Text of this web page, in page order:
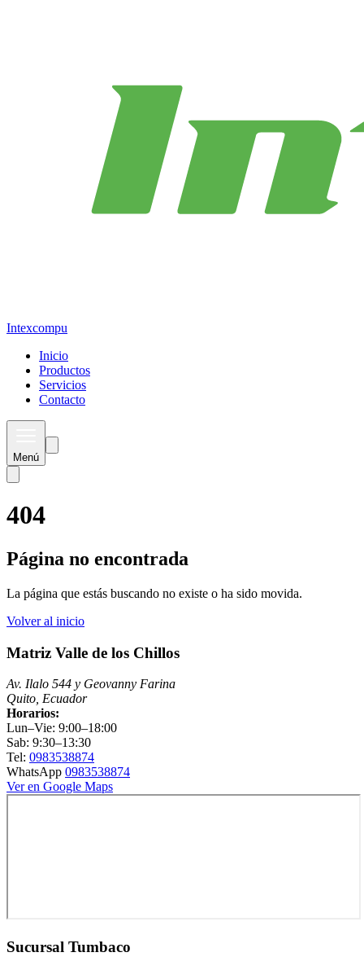
Intexcompu
Inicio
Productos
Servicios
Contacto
Menú
404
Página no encontrada
La página que estás buscando no existe o ha sido movida.
Volver al inicio
Matriz Valle de los Chillos
Av. Ilalo 544 y Geovanny Farina
Quito, Ecuador
Horarios:
Lun–Vie: 9:00–18:00
Sab: 9:30–13:30
Tel: 0983538874
WhatsApp 0983538874
Ver en Google Maps
Sucursal Tumbaco